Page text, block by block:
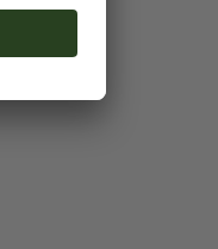
production,